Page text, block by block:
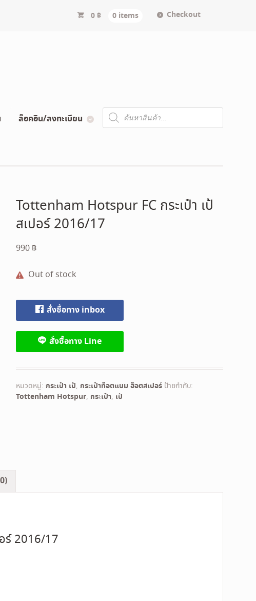
0 ฿ 0 items Checkout
ล็อคอิน/ลงทะเบียน
Products
search
Tottenham Hotspur FC กระเป๋า เป้
สเปอร์ 2016/17
990 ฿
Out of stock
สั่งซื้อทาง inbox
สั่งซื้อทาง Line
หมวดหมู่:กระเป๋า เป้,กระเป๋าท็อตแนม ฮ็อตสเปอร์ ป้ายกำกับ:
Tottenham Hotspur,กระเป๋า, เป้
ร์ 2016/17